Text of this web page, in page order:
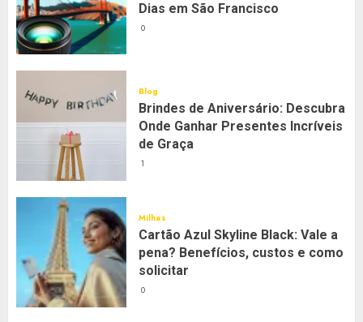
Dias em São Francisco
0
Blog
Brindes de Aniversário: Descubra
Onde Ganhar Presentes Incríveis
de Graça
1
Milhas
Cartão Azul Skyline Black: Vale a
pena? Benefícios, custos e como
solicitar
0